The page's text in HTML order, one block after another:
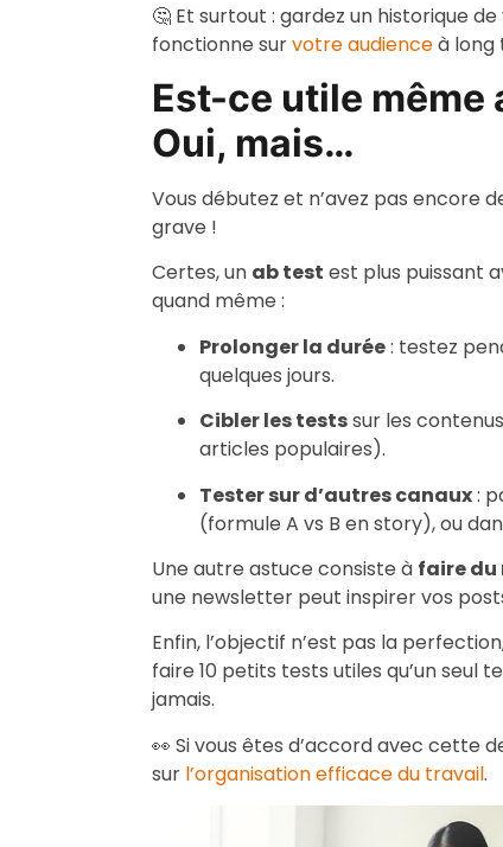
🤔 Et surtout : gardez un historique
fonctionne survotre audienceà long
Est-ce utile même
Oui, mais…
Vous débutez et n’avez pas encore
grave !
Certes, un ab test est plus puissant
quand même :
Prolonger la durée: testez
quelques jours.
Cibler les testssur les
articles populaires).
Tester sur d’autres canaux:
(formule A vs B en story), ou
Une autre astuce consiste à faire
une newsletter peut inspirer vos
Enfin, l’objectif n’est pas la
faire 10 petits tests utiles qu’un seul
jamais.
👀 Si vous êtes d’accord avec cette
sur l’organisation efficace du travail.